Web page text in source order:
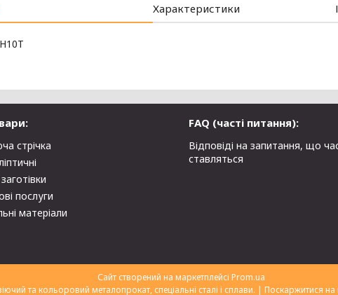
Характеристики
стрічка
послуги
матеріали
FAQ (часті питання):
Відповіді на запитання, що
ставляться
Сайт створений на маркетплейсі Prom.ua
ТОВ "Укрторгекспорт" нержавіючий та кольоровий металопрокат, спеціальні сталі і сплави. | Поскаржитися на